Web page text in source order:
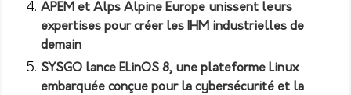
APEM et Alps Alpine Europe unissent leurs
expertises pour créer les IHM industrielles de
demain
SYSGO lance ELinOS 8, une plateforme Linux
embarquée conçue pour la cybersécurité et la